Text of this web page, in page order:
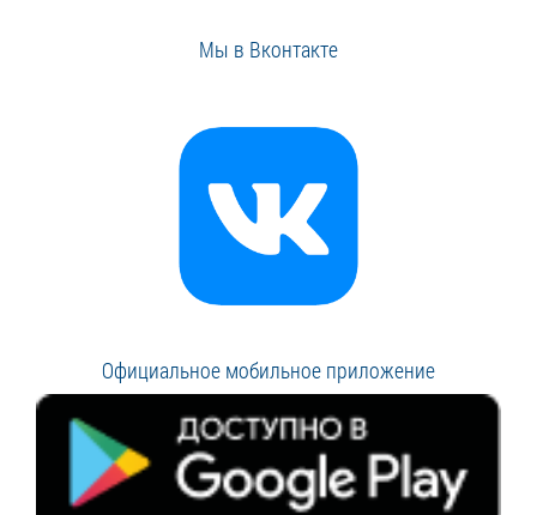
Мы в Вконтакте
Официальное мобильное приложение